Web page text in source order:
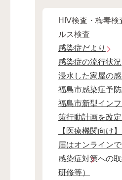
HIV検査・梅毒検
ルス検査
感染症だより
感染症の流行状況
浸水した家屋の
福島市感染症予
福島市新型イン
策行動計画を改
【医療機関向け
届はオンライン
感染症対策への
研修等）